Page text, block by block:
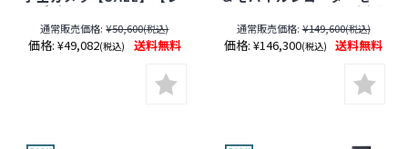
ンズ隠しフィルムサービ
ス対象品(当社限定)】【オ
ンスクエア】【Gexa】
【ジイエクサ】【スパイ
カメラ】【隠しカメラ】
【期間限定】[期間：～
通常販売価格: ¥50,600(税込)
価格: ¥49,082(税込) 送料無料
ット【SALE】【すぐ発(即
日発送)】【レンズ隠しフ
ィルムサービス対象品(当
社限定)】【サンメカトロ
ラ】【隠しカメラ】【期
間限定】[期間：～2026年
通常販売価格: ¥149,600(税込)
価格: ¥146,300(税込) 送料無料